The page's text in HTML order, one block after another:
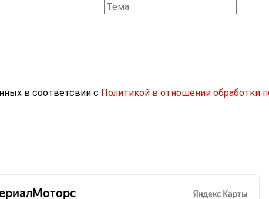
в соответсвии с Политикой в отношении обработки